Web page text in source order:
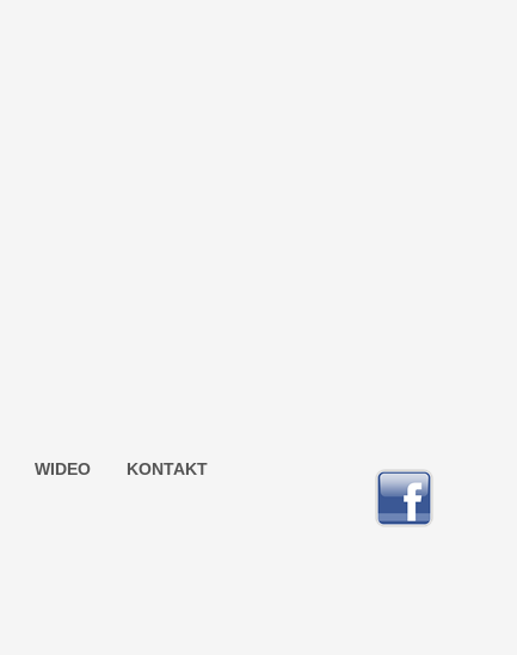
WIDEO KONTAKT